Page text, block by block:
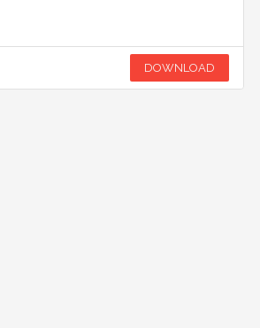
DOWNLOAD